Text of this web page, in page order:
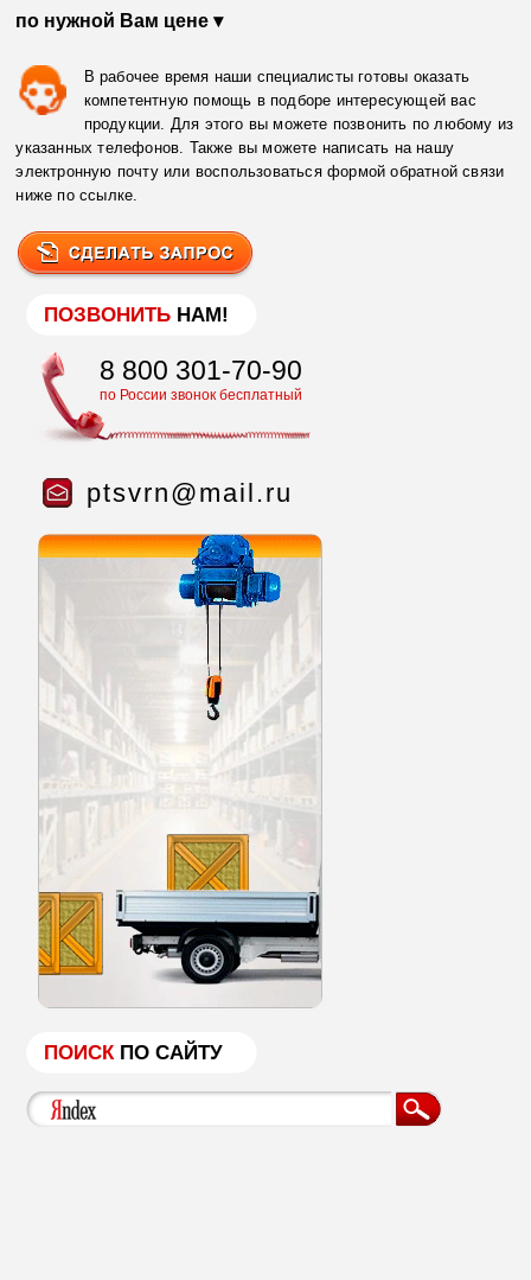
по нужной Вам цене ▾
В рабочее время наши специалисты готовы оказать
компетентную помощь в подборе интересующей вас
продукции. Для этого вы можете позвонить по любому из
указанных телефонов. Также вы можете написать на нашу
электронную почту или воспользоваться формой обратной связи
ниже по ссылке.
ПОЗВОНИТЬ НАМ!
8 800 301-70-90
по России звонок бесплатный
ptsvrn@mail.ru
ПОИСКПО САЙТУ